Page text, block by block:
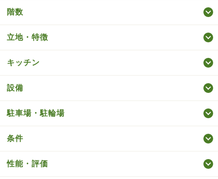
階数
立地・特徴
キッチン
設備
駐車場・駐輪場
条件
性能・評価